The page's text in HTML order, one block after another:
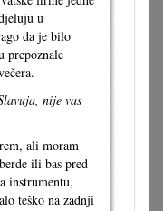
u
da je bilo
nije vas
ali moram
ili bas pred
instrumentu,
teško na zadnji